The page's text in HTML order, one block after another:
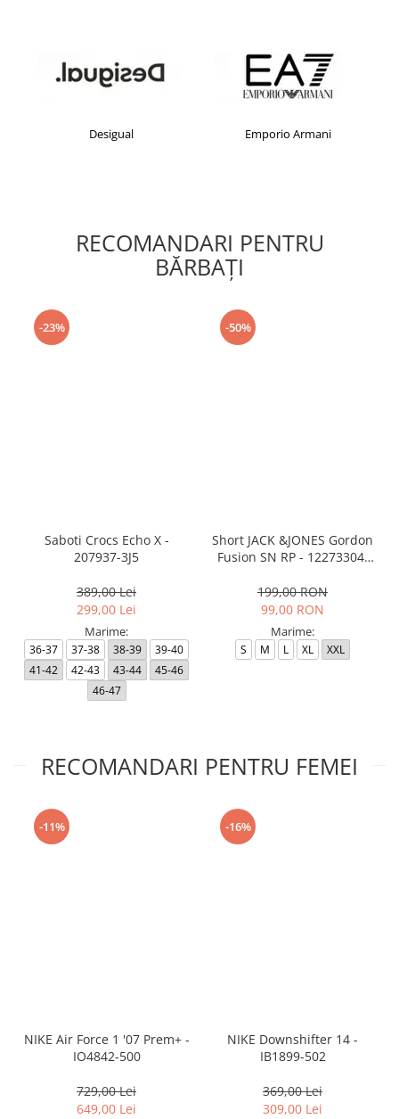
Desigual Emporio Armani
RECOMANDARI PENTRU
BĂRBAŢI
-23%
Saboti Crocs Echo X -
207937-3J5
389,00 Lei
299,00 Lei
Marime:
36-37 37-38 38-39
39-40
41-42
42-43 43-44
45-46
46-47
-50%
Short JACK &JONES Gordon
Fusion SN RP - 12273304-
199,00 RON
99,00 RON
Marime:
S M L XL XXL
RECOMANDARI PENTRU FEMEI
-11%
NIKE Air Force 1 '07 Prem+ -
IO4842-500
729,00 Lei
649,00 Lei
-16%
NIKE Downshifter 14 -
IB1899-502
369,00 Lei
309,00 Lei